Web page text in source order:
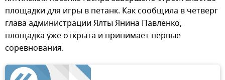
площадки для игры в петанк. Как сообщила в четверг
глава администрации Ялты Янина Павленко,
площадка уже открыта и принимает первые
соревнования.